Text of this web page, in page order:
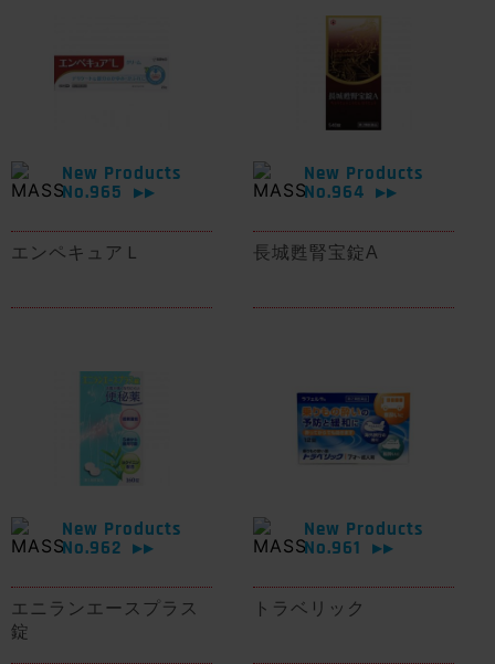
New Products
No.965
▶▶
エンペキュアＬ
New Products
No.964
▶▶
長城甦腎宝錠A
New Products
No.962
▶▶
エニランエースプラス
錠
New Products
No.961
▶▶
トラベリック